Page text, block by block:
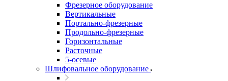
Фрезерное оборудование
Вертикальные
Портально-фрезерные
Продольно-фрезерные
Горизонтальные
Расточные
5-осевые
Шлифовальное оборудование